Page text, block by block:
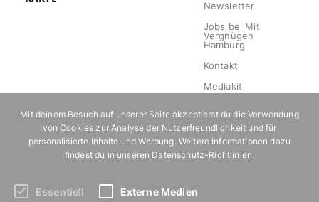
Newsletter
Jobs bei Mit
Vergnügen
Hamburg
Kontakt
Mediakit
Datenschutz
Willkommen im
Klub!
Mit deinem Besuch auf unserer Seite akzeptierst du die Verwendung
von Cookies zur Analyse der Nutzerfreundlichkeit und für
personalisierte Inhalte und Werbung. Weitere Informationen dazu
findest du in unseren Datenschutz-Richtlinien.
Essentiell Externe Medien